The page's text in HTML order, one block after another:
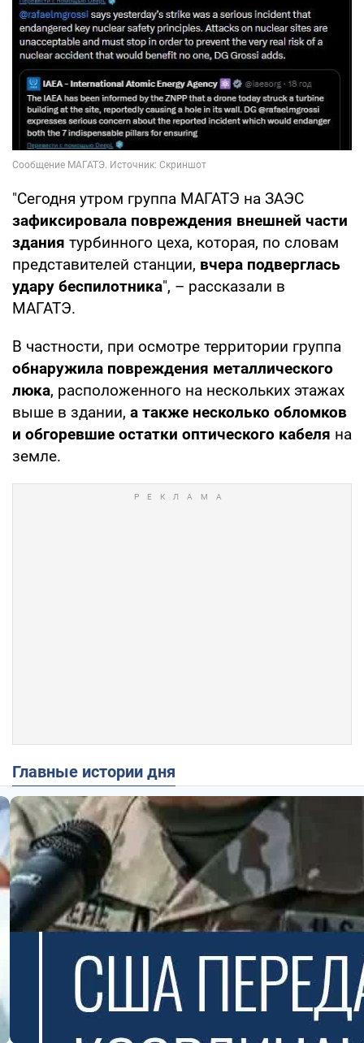
"Сегодня утром группа МАГАТЭ на ЗАЭС
зафиксировала повреждения внешней части
здания турбинного цеха, которая, по словам
представителей станции, вчера подверглась
удару беспилотника", – рассказали в
МАГАТЭ.
В частности, при осмотре территории группа
обнаружила повреждения металлического
люка, расположенного на нескольких этажах
выше в здании, а также несколько обломков
и обгоревшие остатки оптического кабеля на
земле.
Главные истории дня